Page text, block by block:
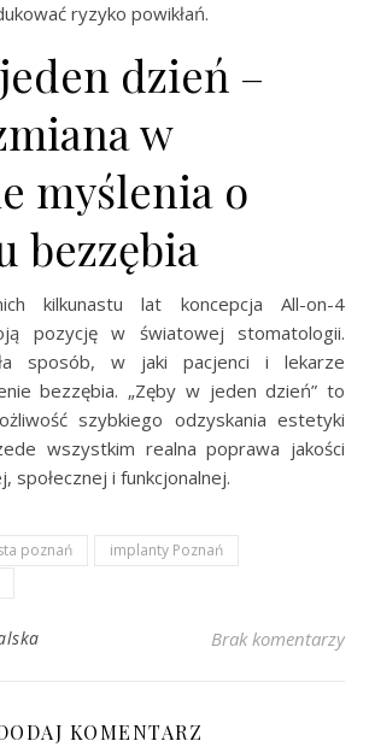
ryzyko powikłań.
dzień –
w
myślenia o
bezzębia
kilkunastu lat koncepcja All-on-4
pozycję w światowej stomatologii.
sposób, w jaki pacjenci i lekarze
bezzębia. „Zęby w jeden dzień” to
szybkiego odzyskania estetyki
wszystkim realna poprawa jakości
społecznej i funkcjonalnej.
poznań
implanty Poznań
Brak komentarzy
KOMENTARZ